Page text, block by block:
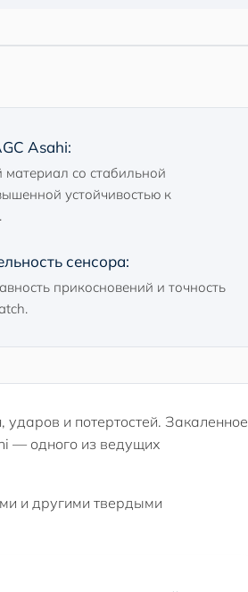
Asahi:
со стабильной
устойчивостью к
сенсора:
прикосновений и точность
и потертостей. Закаленное
— одного из ведущих
и другими твердыми